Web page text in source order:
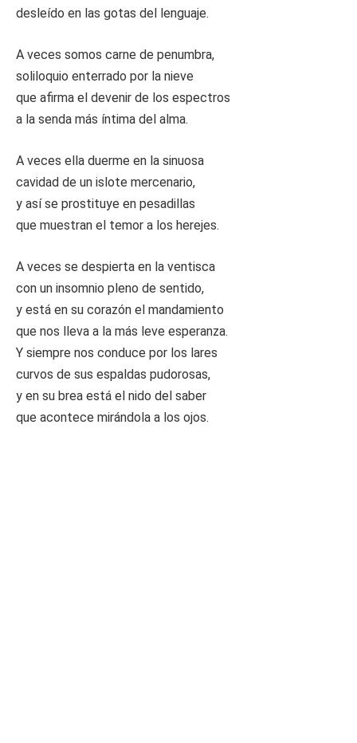
desleído en las gotas del lenguaje.
A veces somos carne de penumbra,
soliloquio enterrado por la nieve
que afirma el devenir de los espectros
a la senda más íntima del alma.
A veces ella duerme en la sinuosa
cavidad de un islote mercenario,
y así se prostituye en pesadillas
que muestran el temor a los herejes.
A veces se despierta en la ventisca
con un insomnio pleno de sentido,
y está en su corazón el mandamiento
que nos lleva a la más leve esperanza.
Y siempre nos conduce por los lares
curvos de sus espaldas pudorosas,
y en su brea está el nido del saber
que acontece mirándola a los ojos.